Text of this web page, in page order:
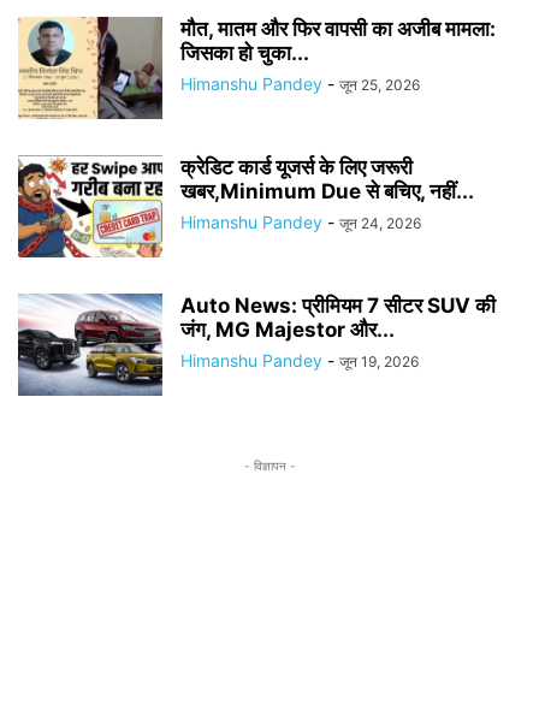
मौत, मातम और फिर वापसी का अजीब मामला:
जिसका हो चुका...
Himanshu Pandey - जून 25, 2026
क्रेडिट कार्ड यूजर्स के लिए जरूरी
खबर,Minimum Due से बचिए, नहीं...
Himanshu Pandey - जून 24, 2026
Auto News: प्रीमियम 7 सीटर SUV की
जंग, MG Majestor और...
Himanshu Pandey - जून 19, 2026
- विज्ञापन -